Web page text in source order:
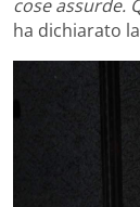
cose assurde.
ha dichiarato